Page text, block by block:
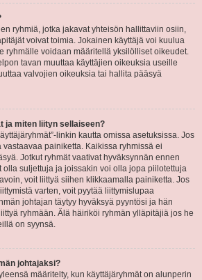
ryhmiä, jotka jakavat yhteisön hallittaviin osiin,
voivat toimia. Jokainen käyttäjä voi kuulua
ryhmälle voidaan määritellä yksilölliset oikeudet.
tavan muuttaa käyttäjien oikeuksia useille
valvojien oikeuksia tai hallita pääsyä
ja miten liityn sellaiseen?
linkin kautta omissa asetuksissa. Jos
vastaavaa painiketta. Kaikissa ryhmissä ei
Jotkut ryhmät vaativat hyväksynnän ennen
olla suljettuja ja joissakin voi olla jopa piilotettuja
voit liittyä siihen klikkaamalla painiketta. Jos
varten, voit pyytää liittymislupaa
johtajan täytyy hyväksyä pyyntösi ja hän
ryhmään. Älä häiriköi ryhmän ylläpitäjiä jos he
on syynsä.
johtajaksi?
määritelty, kun käyttäjäryhmät on alunperin